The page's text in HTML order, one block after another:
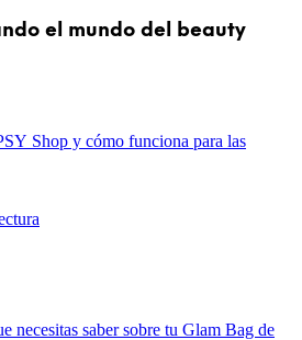
el mundo del beauty
Shop y cómo funciona para las
necesitas saber sobre tu Glam Bag de